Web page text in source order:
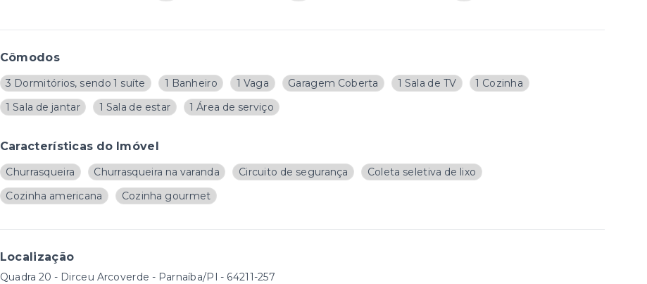
Cômodos
3 Dormitórios, sendo 1 suíte 1 Banheiro 1 Vaga Garagem Coberta 1 Sala de TV
1 Cozinha
1 Sala de jantar
1 Sala de estar 1 Área de serviço
Características do Imóvel
Churrasqueira Churrasqueira na varanda Circuito de segurança
Coleta seletiva de lixo
Cozinha americana
Cozinha gourmet
Localização
Quadra 20 - Dirceu Arcoverde - Parnaíba/PI - 64211-257